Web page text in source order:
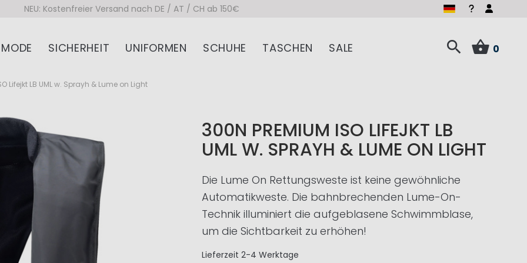
NEU: Kostenfreier Versand nach DE / AT / CH ab 150€
MODE SICHERHEIT UNIFORMEN SCHUHE TASCHEN SALE 0
Lifejkt LB UML w. Sprayh & Lume on Light
300N PREMIUM ISO LIFEJKT LB
UML W. SPRAYH & LUME ON LIGHT
Die Lume On Rettungsweste ist keine gewöhnliche
Automatikweste. Die bahnbrechenden Lume-On-
Technik illuminiert die aufgeblasene Schwimmblase,
um die Sichtbarkeit zu erhöhen!
Lieferzeit 2-4 Werktage